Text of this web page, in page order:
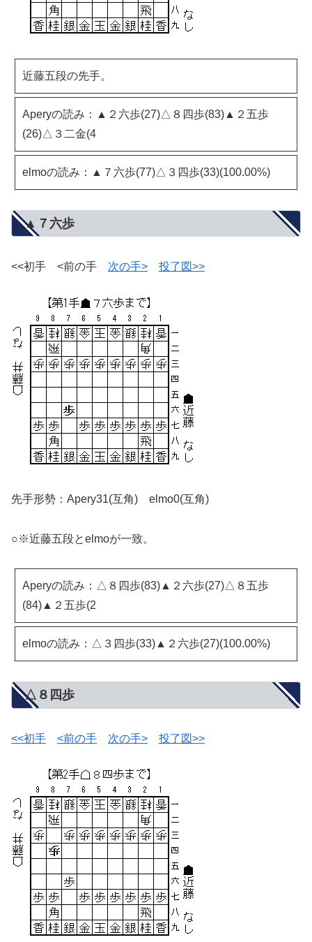
近藤五段の先手。
Aperyの読み：▲２六歩(27)△８四歩(83)▲２五歩
(26)△３二金(4
elmoの読み：▲７六歩(77)△３四歩(33)(100.00%)
▲７六歩
<<初手 <前の手 次の手> 投了図>>
先手形勢：Apery31(互角) elmo0(互角)
○※近藤五段とelmoが一致。
Aperyの読み：△８四歩(83)▲２六歩(27)△８五歩
(84)▲２五歩(2
elmoの読み：△３四歩(33)▲２六歩(27)(100.00%)
△８四歩
<<初手 <前の手 次の手> 投了図>>